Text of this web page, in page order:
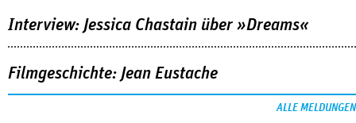
Interview: Jessica Chastain über »Dreams«
Filmgeschichte: Jean Eustache
ALLE MELDUNGEN